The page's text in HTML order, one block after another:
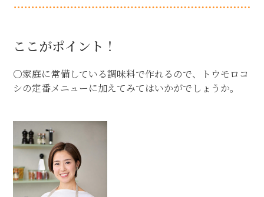
ここがポイント！
〇家庭に常備している調味料で作れるので、トウモロコ
シの定番メニューに加えてみてはいかがでしょうか。